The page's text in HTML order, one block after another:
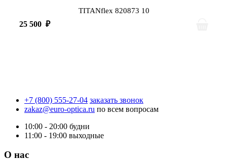
TITANflex 820873 10
25 500 ₽
+7 (800) 555-27-04 заказать звонок
zakaz@euro-optica.ru по всем вопросам
10:00 - 20:00 будни
11:00 - 19:00 выходные
О нас